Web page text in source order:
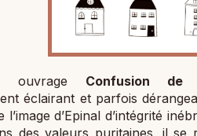
ouvrage Confusion
éclairant et parfois
d’Epinal d’intégrité
des valeurs puritaines, il